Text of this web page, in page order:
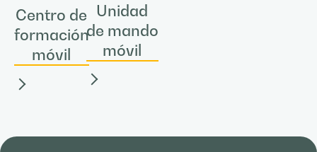
Centro de
formación
móvil
Unidad
de mando
móvil